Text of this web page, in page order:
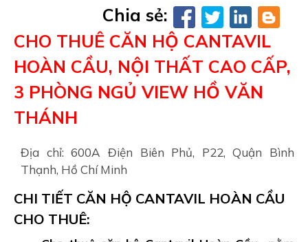
Chia sẻ:
CHO THUÊ CĂN HỘ CANTAVIL
HOÀN CẦU, NỘI THẤT CAO CẤP,
3 PHÒNG NGỦ VIEW HỒ VĂN
THÁNH
Địa chỉ: 600A Điện Biên Phủ, P22, Quận Bình
Thạnh, Hồ Chí Minh
CHI TIẾT CĂN HỘ CANTAVIL HOÀN CẦU
CHO THUÊ: